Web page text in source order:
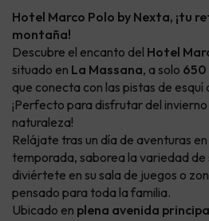
Hotel Marco Polo by Nexta, ¡tu
montaña!
Descubre el encanto del Hotel
situado en La Massana, a solo
que conecta con las pistas de esquí
¡Perfecto para disfrutar del
naturaleza!
Relájate tras un día de aventuras
temporada, saborea la variedad
diviértete en su sala de juegos o
pensado para toda la familia.
Ubicado en plena avenida